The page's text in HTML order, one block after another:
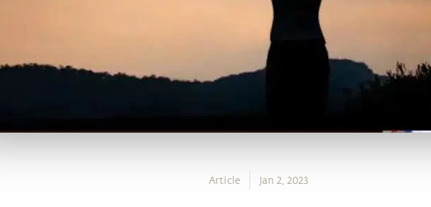
Article Jan 2, 2023